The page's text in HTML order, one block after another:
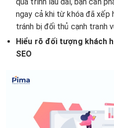
ngay cả khi từ khóa đã xếp
tránh bị đối thủ cạnh tranh
Hiểu rõ đối tượng khách
SEO